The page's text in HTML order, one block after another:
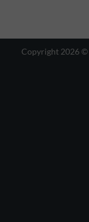
Copyright 2026 ©